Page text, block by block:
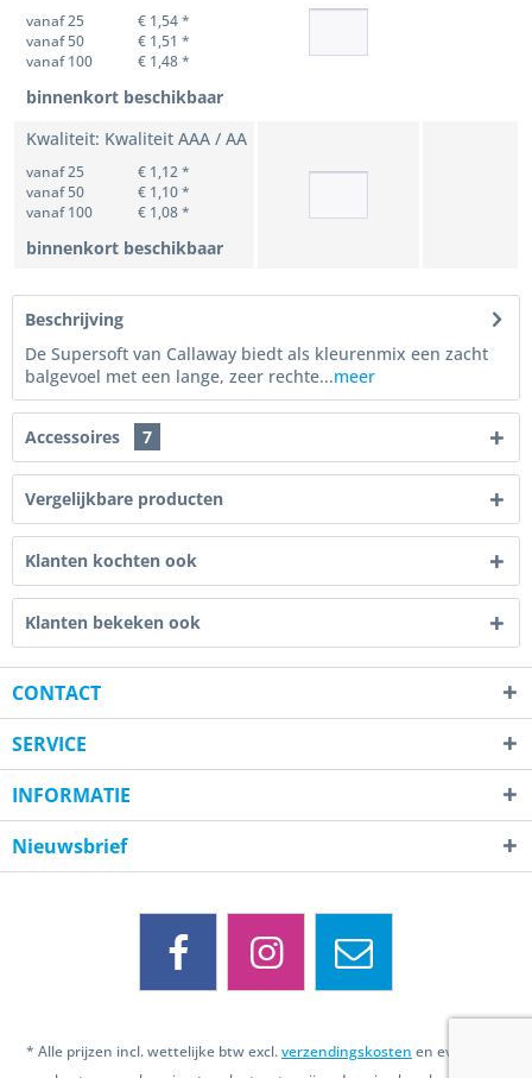
vanaf 25
€ 1,54 *
vanaf 50
€ 1,51 *
vanaf 100
€ 1,48 *
binnenkort beschikbaar
Kwaliteit: Kwaliteit AAA / AA
vanaf 25
€ 1,12 *
vanaf 50
€ 1,10 *
vanaf 100
€ 1,08 *
binnenkort beschikbaar
Beschrijving
De Supersoft van Callaway biedt als kleurenmix een zacht
balgevoel met een lange, zeer rechte...meer
Accessoires 7
Vergelijkbare producten
Klanten kochten ook
Klanten bekeken ook
CONTACT
SERVICE
INFORMATIE
Nieuwsbrief
* Alle prijzen incl. wettelijke btw excl.verzendingskosten en eventueel